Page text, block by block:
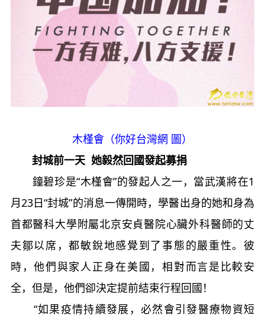
木槿會（你好台灣網 圖）
封城前一天 她毅然回國發起募捐
鐘碧珍是“木槿會”的發起人之一，當武漢將在1
月23日“封城”的消息一傳開時，學醫出身的她和身為
首都醫科大學附屬北京安貞醫院心臟外科醫師的丈
夫鄒以席，都敏銳地感覺到了事態的嚴重性。彼
時，他們與家人正身在美國，相對而言是比較安
全，但是，他們卻決定提前結束行程回國！
“如果疫情持續發展，必然會引發醫療物資短